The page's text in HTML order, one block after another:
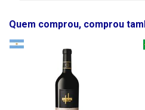
Quem comprou, comprou